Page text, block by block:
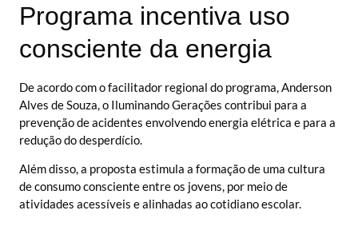
Programa incentiva uso
consciente da energia
De acordo com o facilitador regional do programa, Anderson
Alves de Souza, o Iluminando Gerações contribui para a
prevenção de acidentes envolvendo energia elétrica e para a
redução do desperdício.
Além disso, a proposta estimula a formação de uma cultura
de consumo consciente entre os jovens, por meio de
atividades acessíveis e alinhadas ao cotidiano escolar.